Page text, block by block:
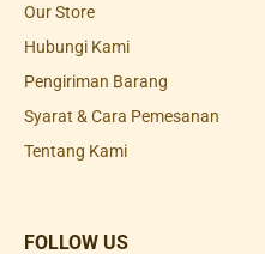
Our Store
Hubungi Kami
Pengiriman Barang
Syarat & Cara Pemesanan
Tentang Kami
FOLLOW US